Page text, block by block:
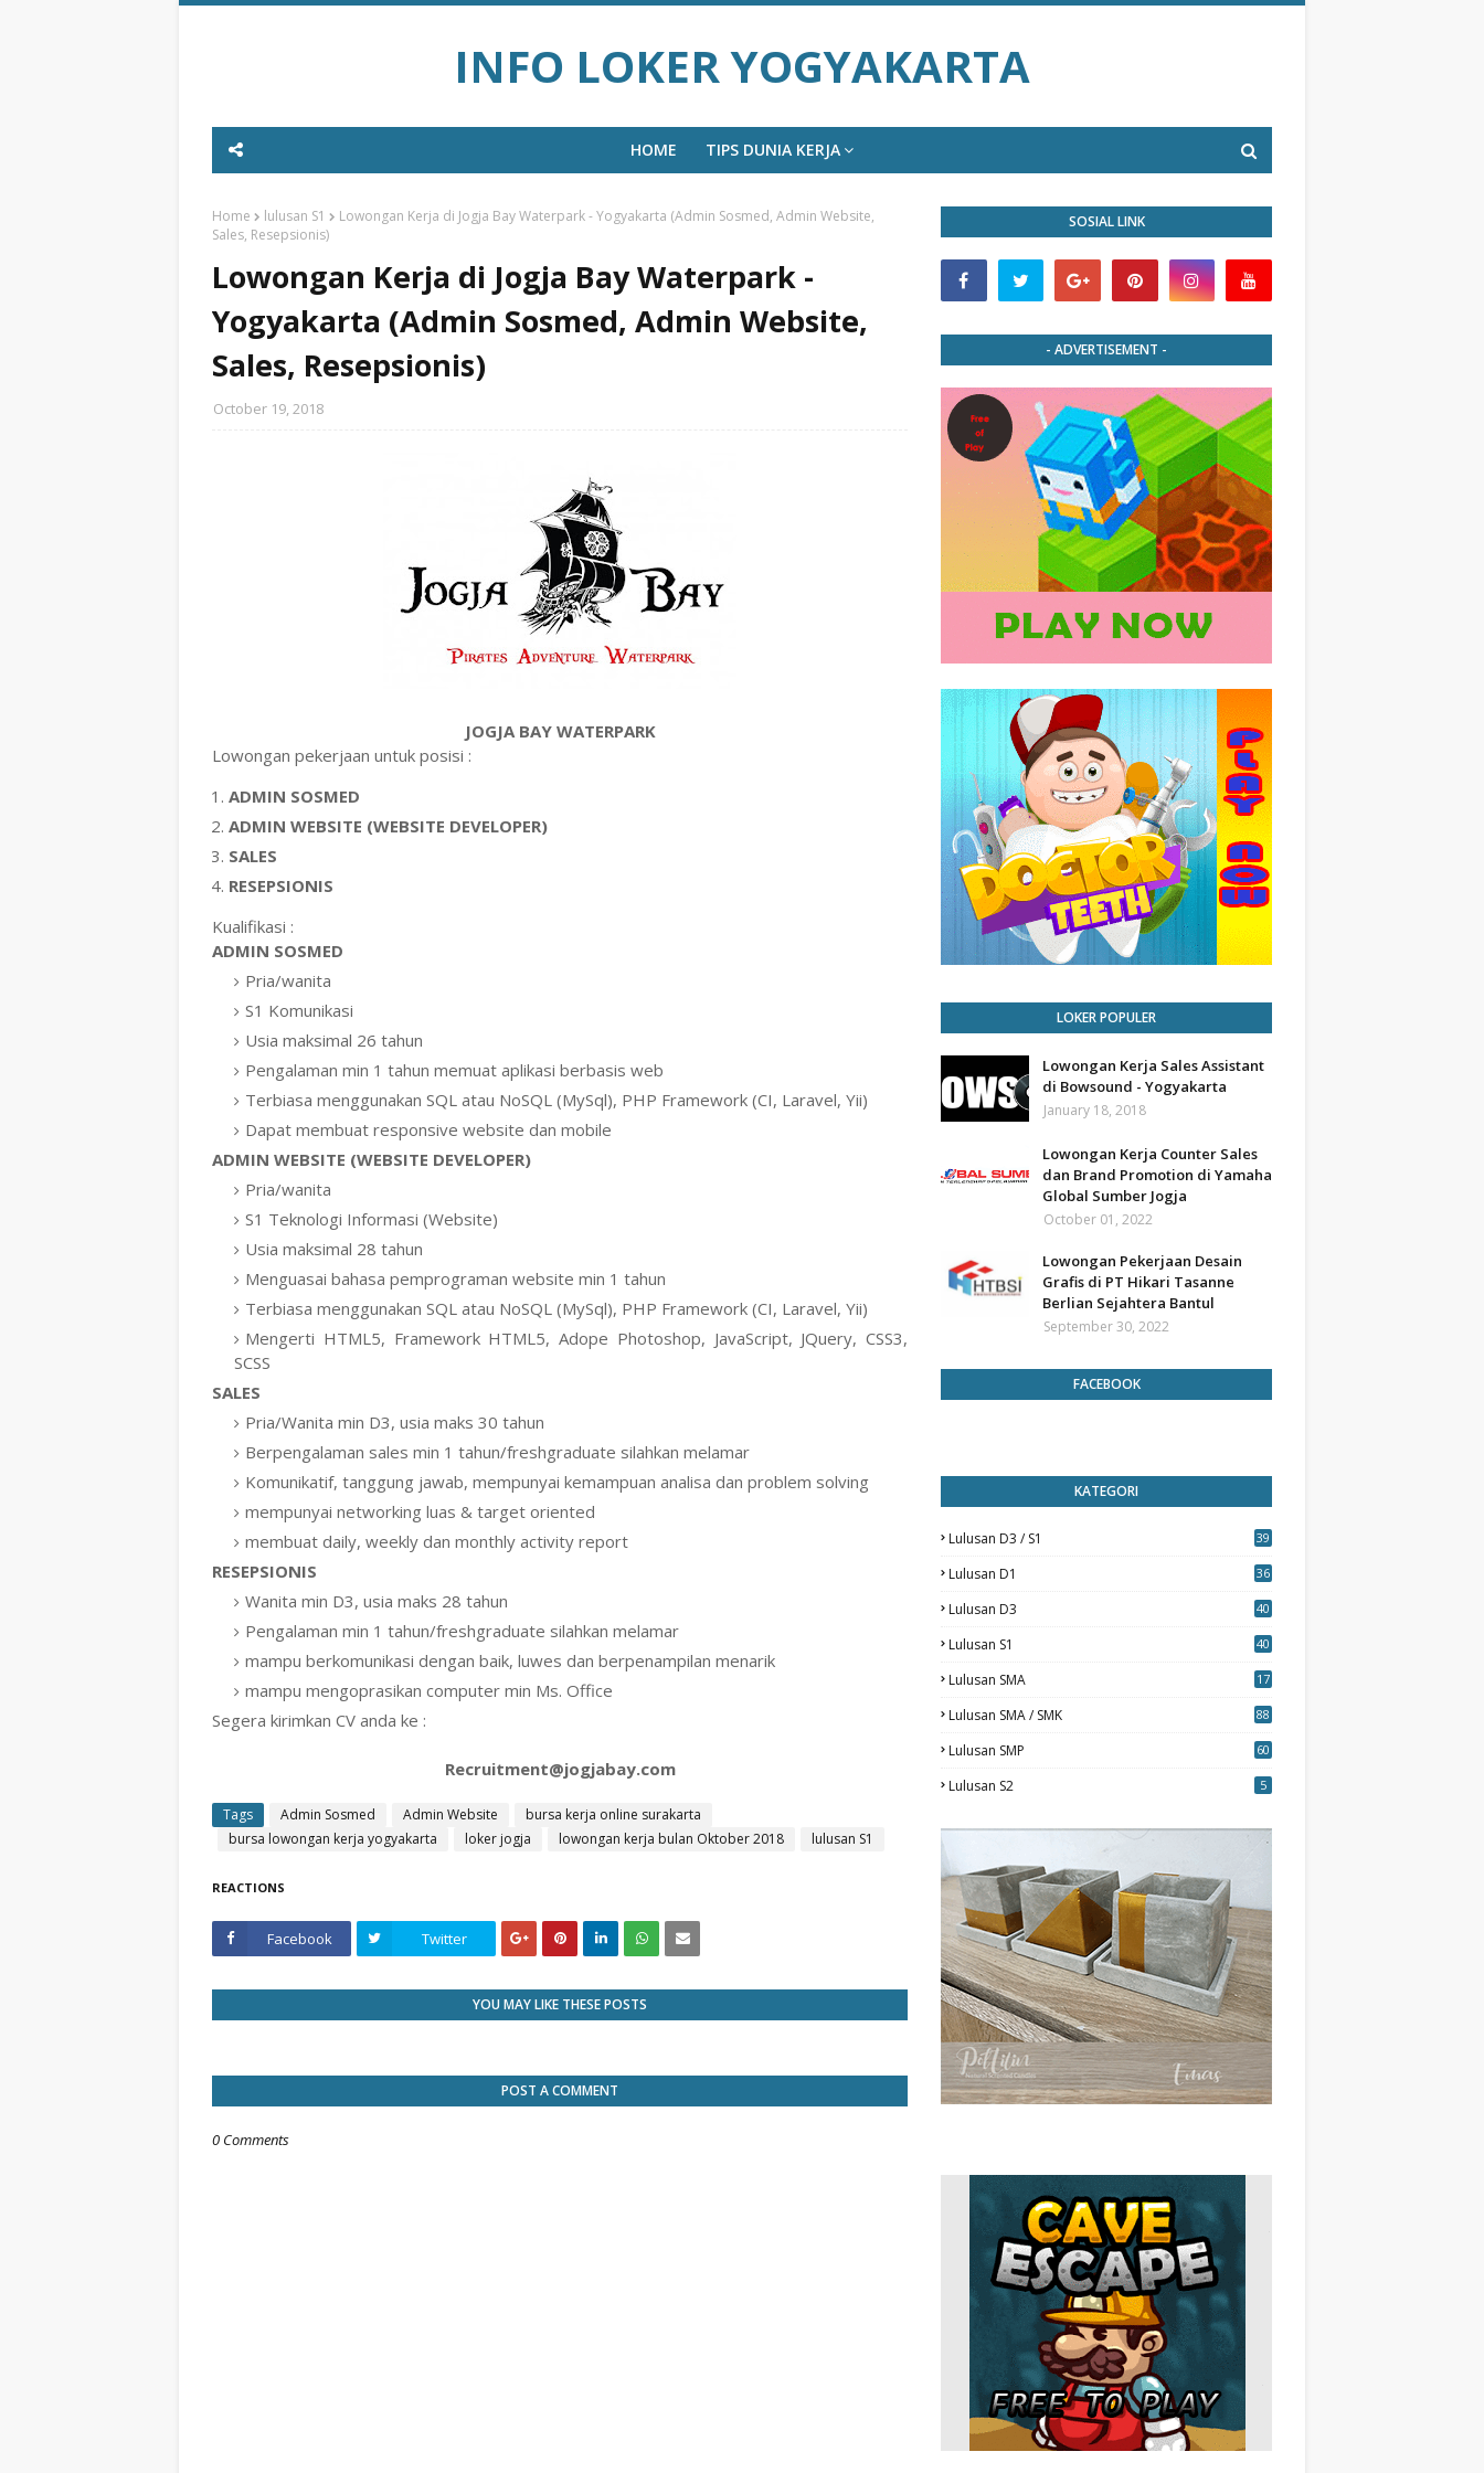
INFO LOKER YOGYAKARTA
HOME TIPS DUNIA KERJA
Home lulusan S1
Lowongan Kerja di Jogja Bay Waterpark - Yogyakarta (Admin Sosmed, Admin Website,
Sales, Resepsionis)
Lowongan Kerja di Jogja Bay Waterpark -
Yogyakarta (Admin Sosmed, Admin Website,
Sales, Resepsionis)
October 19, 2018
JOGJA BAY WATERPARK
Lowongan pekerjaan untuk posisi :
ADMIN SOSMED
ADMIN WEBSITE (WEBSITE DEVELOPER)
SALES
RESEPSIONIS
Kualifikasi :
ADMIN SOSMED
Pria/wanita
S1 Komunikasi
Usia maksimal 26 tahun
Pengalaman min 1 tahun memuat aplikasi berbasis web
Terbiasa menggunakan SQL atau NoSQL (MySql), PHP Framework (CI, Laravel, Yii)
Dapat membuat responsive website dan mobile
ADMIN WEBSITE (WEBSITE DEVELOPER)
Pria/wanita
S1 Teknologi Informasi (Website)
Usia maksimal 28 tahun
Menguasai bahasa pemprograman website min 1 tahun
Terbiasa menggunakan SQL atau NoSQL (MySql), PHP Framework (CI, Laravel, Yii)
Mengerti HTML5, Framework HTML5, Adope Photoshop, JavaScript, JQuery, CSS3,
SCSS
SALES
Pria/Wanita min D3, usia maks 30 tahun
Berpengalaman sales min 1 tahun/freshgraduate silahkan melamar
Komunikatif, tanggung jawab, mempunyai kemampuan analisa dan problem solving
mempunyai networking luas & target oriented
membuat daily, weekly dan monthly activity report
RESEPSIONIS
Wanita min D3, usia maks 28 tahun
Pengalaman min 1 tahun/freshgraduate silahkan melamar
mampu berkomunikasi dengan baik, luwes dan berpenampilan menarik
mampu mengoprasikan computer min Ms. Office
Segera kirimkan CV anda ke :
Recruitment@jogjabay.com
Tags Admin Sosmed Admin Website
bursa kerja online surakarta
bursa lowongan kerja yogyakarta
loker jogja lowongan kerja bulan Oktober 2018 lulusan S1
REACTIONS
Facebook Twitter
YOU MAY LIKE THESE POSTS
POST A COMMENT
0 Comments
SOSIAL LINK
- ADVERTISEMENT -
LOKER POPULER
Lowongan Kerja Sales Assistant
di Bowsound - Yogyakarta
January 18, 2018
Lowongan Kerja Counter Sales
dan Brand Promotion di Yamaha
Global Sumber Jogja
October 01, 2022
Lowongan Pekerjaan Desain
Grafis di PT Hikari Tasanne
Berlian Sejahtera Bantul
September 30, 2022
FACEBOOK
KATEGORI
Lulusan D3 / S1
39
Lulusan D1 36
Lulusan D3
40
Lulusan S1
40
Lulusan SMA 17
Lulusan SMA / SMK
88
Lulusan SMP 60
Lulusan S2 5